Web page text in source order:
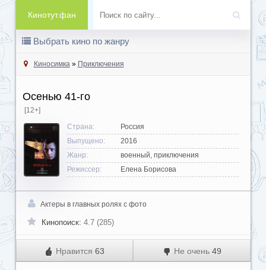
Кинотут.фан
Выбрать кино по жанру
Киносимка» Приключения
Осенью 41-го
[12+]
Страна:
Россия
Выпущено:
2016
Жанр:
военный, приключения
Режиссер:
Елена Борисова
Актеры в главных ролях с фото
Кинопоиск: 4.7 (285)
Нравится 63 Не очень 49